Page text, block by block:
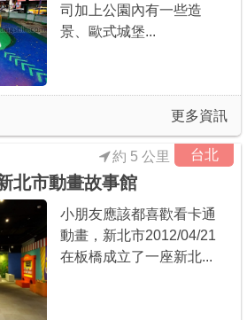
司加上公園內有一些造
景、歐式城堡...
更多資訊
台北
約 5 公里
北市動畫故事館
小朋友應該都喜歡看卡通
動畫，新北市2012/04/21
在板橋成立了一座新北...